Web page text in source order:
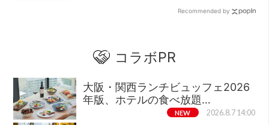
Recommended by
コラボPR
大阪・関西ランチビュッフェ2026
年版、ホテルの食べ放題…
NEW 2026.8.7 14:00